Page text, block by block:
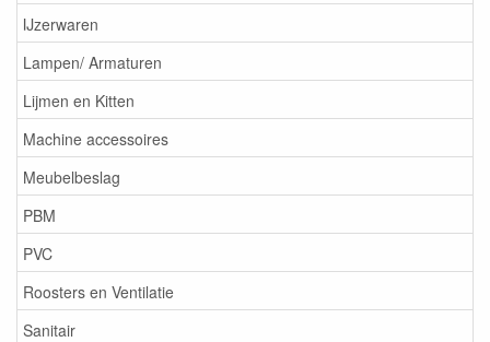
IJzerwaren
Lampen/ Armaturen
Lijmen en Kitten
Machine accessoires
Meubelbeslag
PBM
PVC
Roosters en Ventilatie
Sanitair